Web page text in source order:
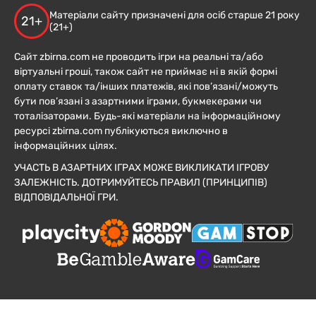
21+
Матеріали сайту призначені для осіб старше 21 року
(21+)
Сайт zbirna.com не проводить ігри на реальні та/або
віртуальні гроші, також сайт не приймає ні в якій формі
оплату ставок та/інших платежів, які пов’язані/можуть
бути пов’язані з азартними іграми, букмекерами чи
тоталізаторами. Будь-які матеріали на інформаційному
ресурсі zbirna.com публікуються виключно в
інформаційних цілях.
УЧАСТЬ В АЗАРТНИХ ІГРАХ МОЖЕ ВИКЛИКАТИ ІГРОВУ
ЗАЛЕЖНІСТЬ. ДОТРИМУЙТЕСЬ ПРАВИЛ (ПРИНЦИПІВ)
ВІДПОВІДАЛЬНОЇ ГРИ.